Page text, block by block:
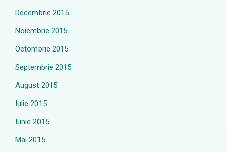
Decembrie 2015
Noiembrie 2015
Octombrie 2015
Septembrie 2015
August 2015
Iulie 2015
Iunie 2015
Mai 2015